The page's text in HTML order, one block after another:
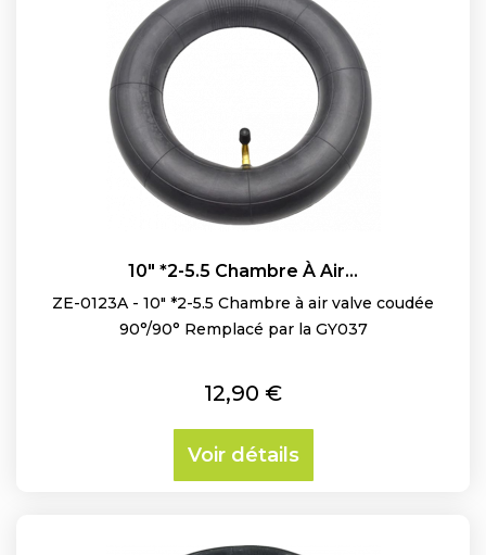
10" *2-5.5 Chambre À Air...
ZE-0123A - 10" *2-5.5 Chambre à air valve coudée
90°/90° Remplacé par la GY037
Prix
12,90 €
Voir détails